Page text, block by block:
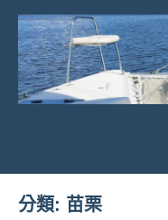
Skip
content
菲
亞
亞
分類: 苗栗